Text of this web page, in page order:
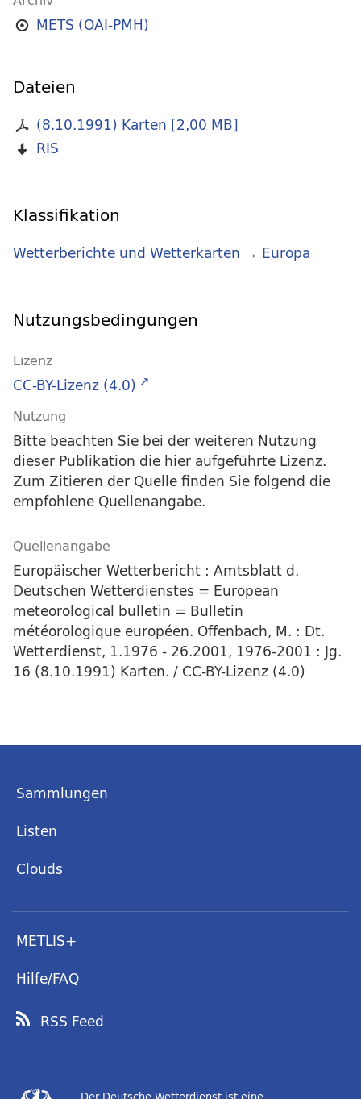
METS (OAI-PMH)
Dateien
(8.10.1991) Karten [2,00 MB]
RIS
Klassifikation
Wetterberichte und Wetterkarten → Europa
Nutzungsbedingungen
Lizenz
CC-BY-Lizenz (4.0)
Nutzung
Bitte beachten Sie bei der weiteren Nutzung
dieser Publikation die hier aufgeführte Lizenz.
Zum Zitieren der Quelle finden Sie folgend die
empfohlene Quellenangabe.
Quellenangabe
Europäischer Wetterbericht : Amtsblatt d.
Deutschen Wetterdienstes = European
meteorological bulletin = Bulletin
météorologique européen. Offenbach, M. : Dt.
Wetterdienst, 1.1976 - 26.2001, 1976-2001 : Jg.
16 (8.10.1991) Karten. / CC-BY-Lizenz (4.0)
Sammlungen
Listen
Clouds
METLIS+
Hilfe/FAQ
RSS Feed